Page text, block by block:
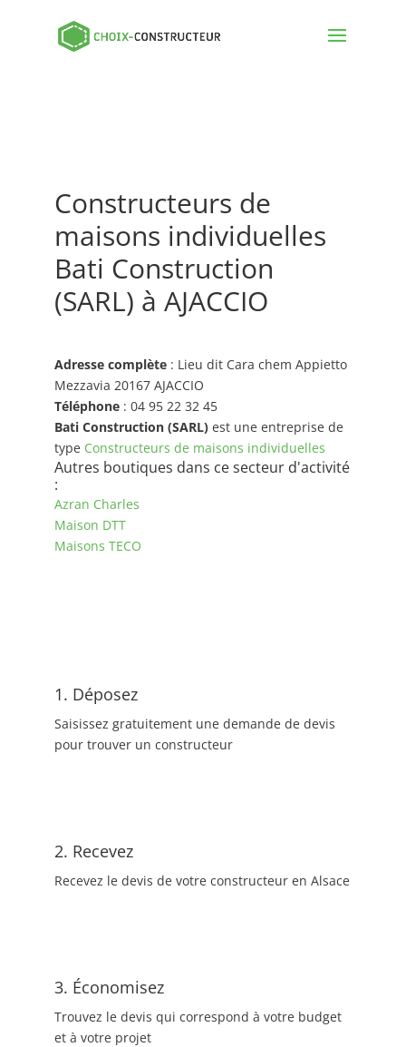
Constructeurs de
maisons individuelles
Bati Construction
(SARL) à AJACCIO
Adresse complète: Lieu dit Cara chem Appietto
Mezzavia 20167 AJACCIO
Téléphone: 04 95 22 32 45
Bati Construction (SARL)est une entreprise de
type Constructeurs de maisons individuelles
Autres boutiques dans ce secteur d'activité
:
Azran Charles
Maison DTT
Maisons TECO
1. Déposez
Saisissez gratuitement une demande de devis
pour trouver un constructeur
2. Recevez
Recevez le devis de votre constructeur en Alsace
3. Économisez
Trouvez le devis qui correspond à votre budget
et à votre projet